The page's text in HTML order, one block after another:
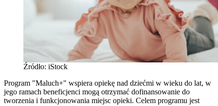
Źródło: iStock
Program "Maluch+" wspiera opiekę nad dziećmi w wieku do lat, w
jego ramach beneficjenci mogą otrzymać dofinansowanie do
tworzenia i funkcjonowania miejsc opieki. Celem programu jest